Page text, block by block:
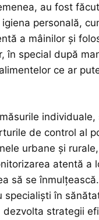
au fost
personală,
a mâinilor și
în special după
ce ar
individuale,
de control al
urbane și
atentă a
să se
specialiști în
dezvolta strategii